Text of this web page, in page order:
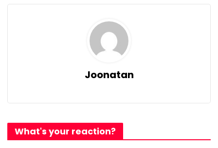
Joonatan
What's your reaction?